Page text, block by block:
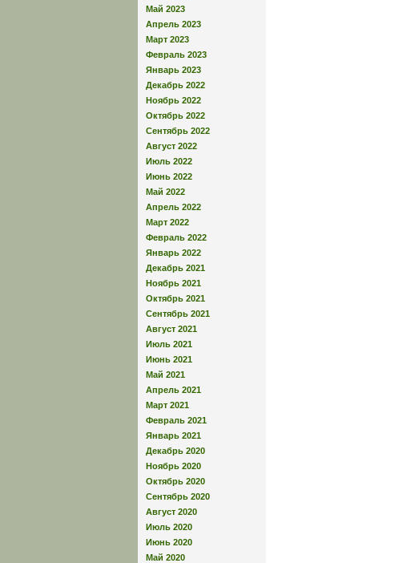
Май 2023
Апрель 2023
Март 2023
Февраль 2023
Январь 2023
Декабрь 2022
Ноябрь 2022
Октябрь 2022
Сентябрь 2022
Август 2022
Июль 2022
Июнь 2022
Май 2022
Апрель 2022
Март 2022
Февраль 2022
Январь 2022
Декабрь 2021
Ноябрь 2021
Октябрь 2021
Сентябрь 2021
Август 2021
Июль 2021
Июнь 2021
Май 2021
Апрель 2021
Март 2021
Февраль 2021
Январь 2021
Декабрь 2020
Ноябрь 2020
Октябрь 2020
Сентябрь 2020
Август 2020
Июль 2020
Июнь 2020
Май 2020